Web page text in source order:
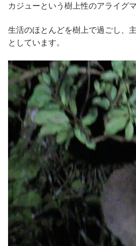
カジューという樹上性のアライグ
生活のほとんどを樹上で過ごし、
としています。
Reproductor
de
vídeo